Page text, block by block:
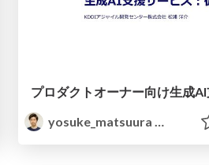
yosuke_matsuura